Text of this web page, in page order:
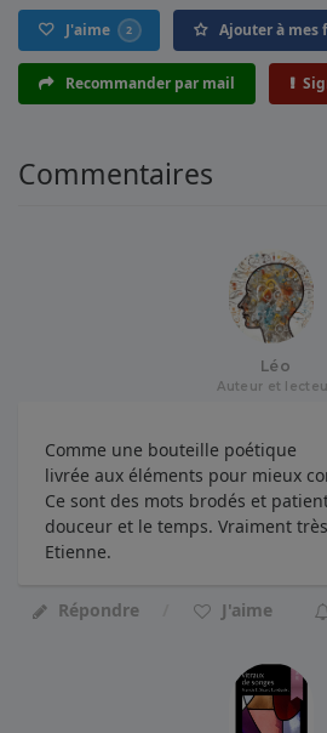
J'aime 2 Ajouter à mes
Recommander par mail
Commentaires
Léo
Auteur et
Comme une bouteille poétique
livrée aux éléments pour mieux
Ce sont des mots brodés et
douceur et le temps. Vraiment
Etienne.
Répondre J'aime